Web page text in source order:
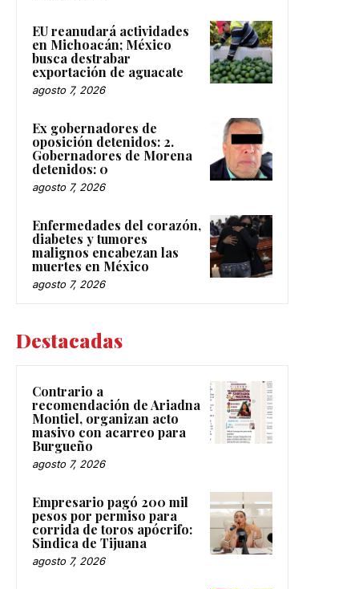
EU reanudará actividades
en Michoacán; México
busca destrabar
exportación de aguacate
agosto 7, 2026
Ex gobernadores de
oposición detenidos: 2.
Gobernadores de Morena
detenidos: 0
agosto 7, 2026
Enfermedades del corazón,
diabetes y tumores
malignos encabezan las
muertes en México
agosto 7, 2026
Destacadas
Contrario a
recomendación de Ariadna
Montiel, organizan acto
masivo con acarreo para
Burgueño
agosto 7, 2026
Empresario pagó 200 mil
pesos por permiso para
corrida de toros apócrifo:
Sindica de Tijuana
agosto 7, 2026